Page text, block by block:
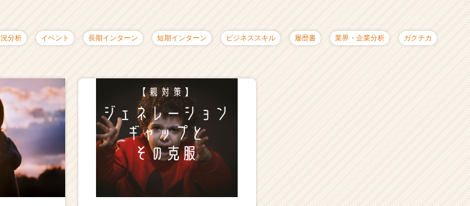
分析 イベント 長期インターン 短期インターン ビジネススキル 履歴書 業界・企業分析 ガクチカ